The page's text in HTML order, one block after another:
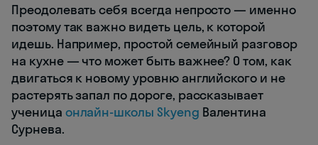
Преодолевать себя всегда непросто — именно
поэтому так важно видеть цель, к которой
идешь. Например, простой семейный разговор
на кухне — что может быть важнее? О том, как
двигаться к новому уровню английского и не
растерять запал по дороге, рассказывает
ученица онлайн-школы Skyeng Валентина
Сурнева.